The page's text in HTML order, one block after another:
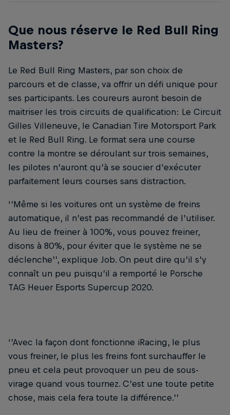
Que nous réserve le Red Bull Ring
Masters?
Le Red Bull Ring Masters, par son choix de
parcours et de classe, va offrir un défi unique pour
ses participants. Les coureurs auront besoin de
maitriser les trois circuits de qualification: Le Circuit
Gilles Villeneuve, le Canadian Tire Motorsport Park
et le Red Bull Ring. Le format sera une course
contre la montre se déroulant sur trois semaines,
les pilotes n’auront qu’à se soucier d’exécuter
parfaitement leurs courses sans distraction.
‘’Même si les voitures ont un système de freins
automatique, il n’est pas recommandé de l’utiliser.
Au lieu de freiner à 100%, vous pouvez freiner,
disons à 80%, pour éviter que le système ne se
déclenche’’, explique Job. On peut dire qu’il s’y
connaît un peu puisqu’il a remporté le Porsche
TAG Heuer Esports Supercup 2020.
‘’Avec la façon dont fonctionne iRacing, le plus
vous freiner, le plus les freins font surchauffer le
pneu et cela peut provoquer un peu de sous-
virage quand vous tournez. C’est une toute petite
chose, mais cela fera toute la différence.’’